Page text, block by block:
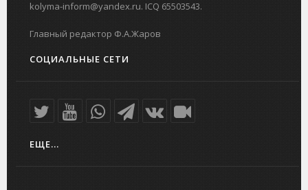
kolyma-inform@yandex.ru. ICQ 65503543.
Главный редактор Ф.А.Жаров
СОЦИАЛЬНЫЕ СЕТИ
ЕЩЕ...